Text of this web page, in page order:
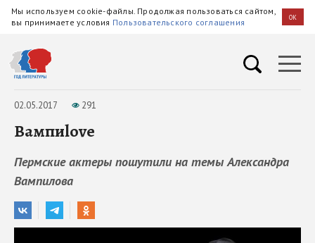
Мы используем cookie-файлы. Продолжая пользоваться сайтом,
вы принимаете условия Пользовательского соглашения OK
02.05.2017 291
Вампиlove
Пермские актеры пошутили на темы Александра
Вампилова